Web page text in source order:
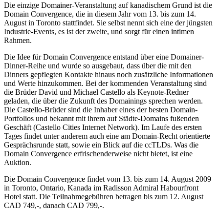
Die einzige Domainer-Veranstaltung auf kanadischem Grund ist die
Domain Convergence, die in diesem Jahr vom 13. bis zum 14.
August in Toronto stattfindet. Sie selbst nennt sich eine der jüngsten
Industrie-Events, es ist der zweite, und sorgt für einen intimen
Rahmen.
Die Idee für Domain Convergence entstand über eine Domainer-
Dinner-Reihe und wurde so ausgebaut, dass über die mit den
Dinners gepflegten Kontakte hinaus noch zusätzliche Informationen
und Werte hinzukommen. Bei der kommenden Veranstaltung sind
die Brüder David und Michael Castello als Keynote-Redner
geladen, die über die Zukunft des Domainings sprechen werden.
Die Castello-Brüder sind die Inhaber eines der besten Domain-
Portfolios und bekannt mit ihrem auf Städte-Domains fußenden
Geschäft (Castello Cities Internet Network). Im Laufe des ersten
Tages findet unter anderem auch eine am Domain-Recht orientierte
Gesprächsrunde statt, sowie ein Blick auf die ccTLDs. Was die
Domain Convergence erfrischenderweise nicht bietet, ist eine
Auktion.
Die Domain Convergence findet vom 13. bis zum 14. August 2009
in Toronto, Ontario, Kanada im Radisson Admiral Habourfront
Hotel statt. Die Teilnahmegebühren betragen bis zum 12. August
CAD 749,-, danach CAD 799,-.